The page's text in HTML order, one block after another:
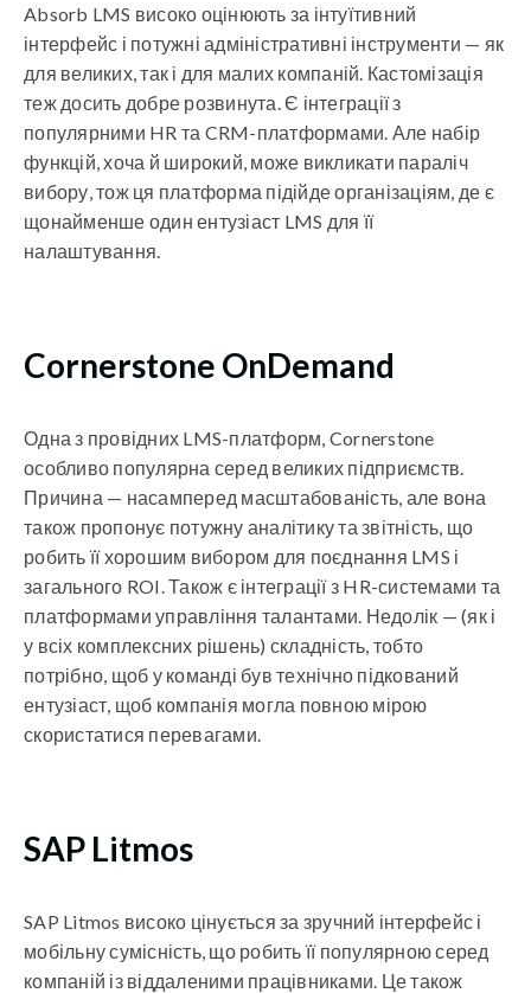
Absorb LMS високо оцінюють за інтуїтивний
інтерфейс і потужні адміністративні інструменти — як
для великих, так і для малих компаній. Кастомізація
теж досить добре розвинута. Є інтеграції з
популярними HR та CRM-платформами. Але набір
функцій, хоча й широкий, може викликати параліч
вибору, тож ця платформа підійде організаціям, де є
щонайменше один ентузіаст LMS для її
налаштування.
Cornerstone OnDemand
Одна з провідних LMS-платформ, Cornerstone
особливо популярна серед великих підприємств.
Причина — насамперед масштабованість, але вона
також пропонує потужну аналітику та звітність, що
робить її хорошим вибором для поєднання LMS і
загального ROI. Також є інтеграції з HR-системами та
платформами управління талантами. Недолік — (як і
у всіх комплексних рішень) складність, тобто
потрібно, щоб у команді був технічно підкований
ентузіаст, щоб компанія могла повною мірою
скористатися перевагами.
SAP Litmos
SAP Litmos високо цінується за зручний інтерфейс і
мобільну сумісність, що робить її популярною серед
компаній із віддаленими працівниками. Це також